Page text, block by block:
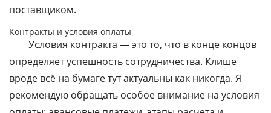
поставщиком.
Контракты и условия оплаты
Условия контракта — это то, что в конце концов
определяет успешность сотрудничества. Клише
вроде всё на бумаге тут актуальны как никогда. Я
рекомендую обращать особое внимание на условия